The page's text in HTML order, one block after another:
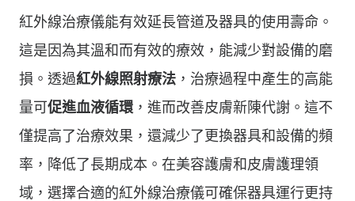
紅外線治療儀能有效延長管道及器具的使用壽命。
這是因為其溫和而有效的療效，能減少對設備的磨
損。透過紅外線照射療法 ，治療過程中產生的高能
量可促進血液循環 ，進而改善皮膚新陳代謝。這不
僅提高了治療效果，還減少了更換器具和設備的頻
率，降低了長期成本。在美容護膚和皮膚護理領
域，選擇合適的紅外線治療儀可確保器具運行更持